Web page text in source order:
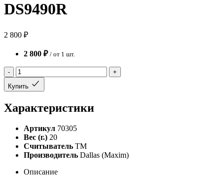
DS9490R
2 800 ₽
2 800 ₽ / от 1 шт.
-
+
Купить
Характеристики
Артикул 70305
Вес (г.) 20
Считыватель TM
Производитель Dallas (Maxim)
Описание